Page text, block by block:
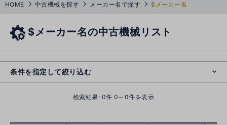
HOME 中古機械を探す メーカー名で探す $メーカー名
$メーカー名の中古機械リスト
条件を指定して絞り込む
検索結果: 0件 0～0件を表示